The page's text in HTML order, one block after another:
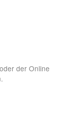
der Online